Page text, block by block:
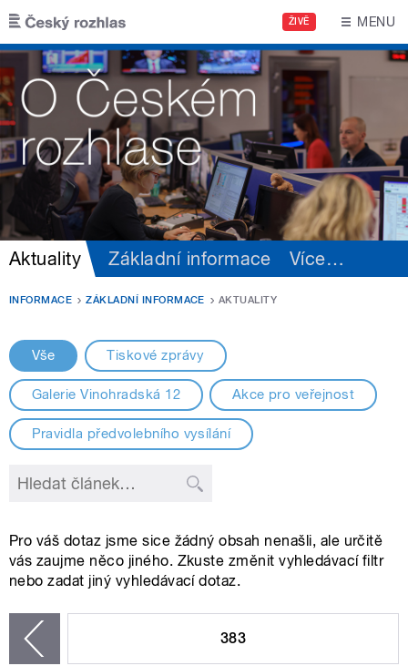
Přejít k hlavnímu obsahu
ŽIVĚ MENU
Aktuality Základní informace Více…
INFORMACE ZÁKLADNÍ INFORMACE AKTUALITY
Vše Tiskové zprávy
Galerie Vinohradská 12 Akce pro veřejnost
Pravidla předvolebního vysílání
Pro váš dotaz jsme sice žádný obsah nenašli, ale určitě
vás zaujme něco jiného. Zkuste změnit vyhledávací filtr
nebo zadat jiný vyhledávací dotaz.
383